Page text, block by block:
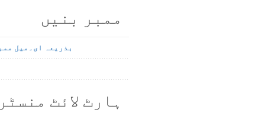
ممبر بنیں
بذریعہ ای۔میل
ہارٹ لائٹ